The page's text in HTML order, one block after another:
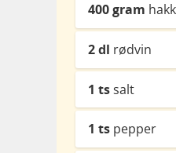
400gram
2dl rødvin
1 tssalt
1 ts pepper